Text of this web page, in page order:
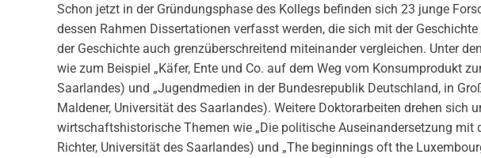
Schon jetzt in der Gründungsphase des Kollegs befinden sich 23 junge
dessen Rahmen Dissertationen verfasst werden, die sich mit der
der Geschichte auch grenzüberschreitend miteinander vergleichen. Unter
wie zum Beispiel „Käfer, Ente und Co. auf dem Weg vom Konsumprodukt
Saarlandes) und „Jugendmedien in der Bundesrepublik Deutschland, in
Maldener, Universität des Saarlandes). Weitere Doktorarbeiten drehen sich
wirtschaftshistorische Themen wie „Die politische Auseinandersetzung mit
Richter, Universität des Saarlandes) und „The beginnings oft the